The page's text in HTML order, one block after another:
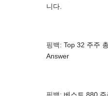
니다.
핑백: Top 32 주주
Answer